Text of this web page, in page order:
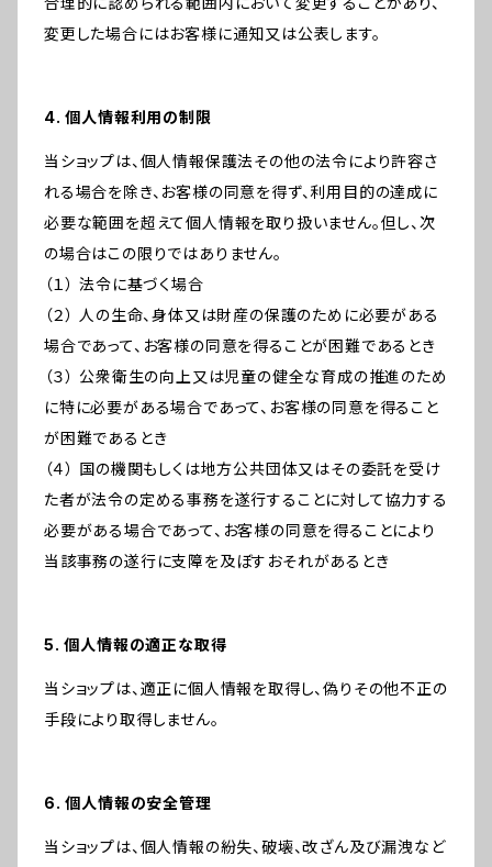
変更した場合にはお客様に通知又は公表します。
4. 個人情報利用の制限
当ショップは、個人情報保護法その他の法令により許容さ
れる場合を除き、お客様の同意を得ず、利用目的の達成に
必要な範囲を超えて個人情報を取り扱いません。但し、次
の場合はこの限りではありません。
（１） 法令に基づく場合
（２） 人の生命、身体又は財産の保護のために必要がある
場合であって、お客様の同意を得ることが困難であるとき
（３） 公衆衛生の向上又は児童の健全な育成の推進のため
に特に必要がある場合であって、お客様の同意を得ること
が困難であるとき
（４） 国の機関もしくは地方公共団体又はその委託を受け
た者が法令の定める事務を遂行することに対して協力する
必要がある場合であって、お客様の同意を得ることにより
当該事務の遂行に支障を及ぼすおそれがあるとき
5. 個人情報の適正な取得
当ショップは、適正に個人情報を取得し、偽りその他不正の
手段により取得しません。
6. 個人情報の安全管理
当ショップは、個人情報の紛失、破壊、改ざん及び漏洩など